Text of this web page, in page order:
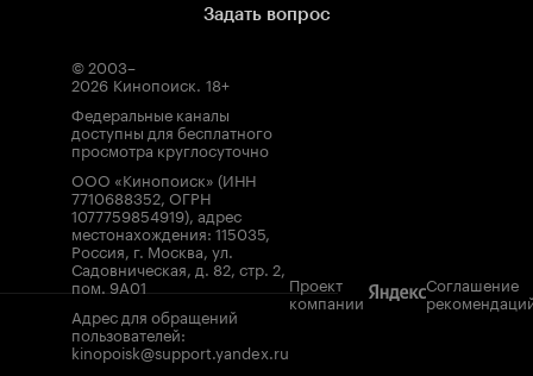
Задать вопрос
© 2003–
2026 Кинопоиск. 18+
Федеральные каналы
доступны для бесплатного
просмотра круглосуточно
ООО «Кинопоиск» (ИНН
7710688352, ОГРН
1077759854919), адрес
местонахождения: 115035,
Россия, г. Москва, ул.
Садовническая, д. 82, стр. 2,
пом. 9А01
Адрес для обращений
пользователей:
kinopoisk@support.yandex.ru
Проект
компании
Соглашение